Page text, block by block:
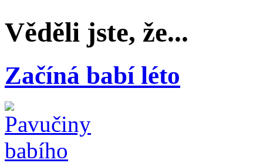
Věděli jste, že...
Začíná babí léto